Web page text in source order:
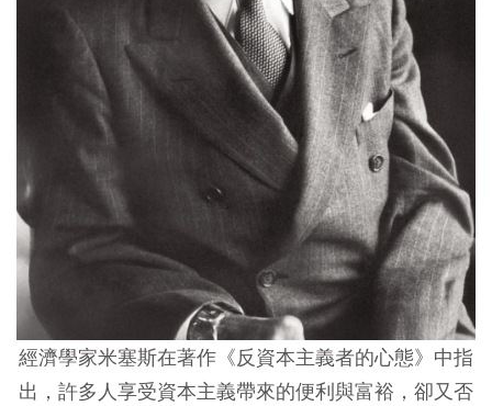
經濟學家米塞斯在著作《反資本主義者的心態》中指
出，許多人享受資本主義帶來的便利與富裕，卻又否